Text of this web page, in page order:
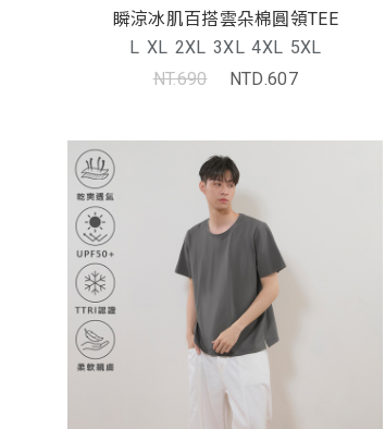
瞬涼冰肌百搭雲朵棉圓領TEE
L XL 2XL 3XL 4XL 5XL
NT.690
NTD.607